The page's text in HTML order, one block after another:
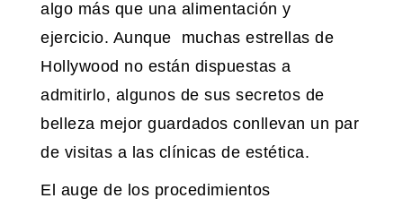
algo más que una alimentación y
ejercicio. Aunque muchas estrellas de
Hollywood no están dispuestas a
admitirlo, algunos de sus secretos de
belleza mejor guardados conllevan un par
de visitas a las clínicas de estética.
El auge de los procedimientos